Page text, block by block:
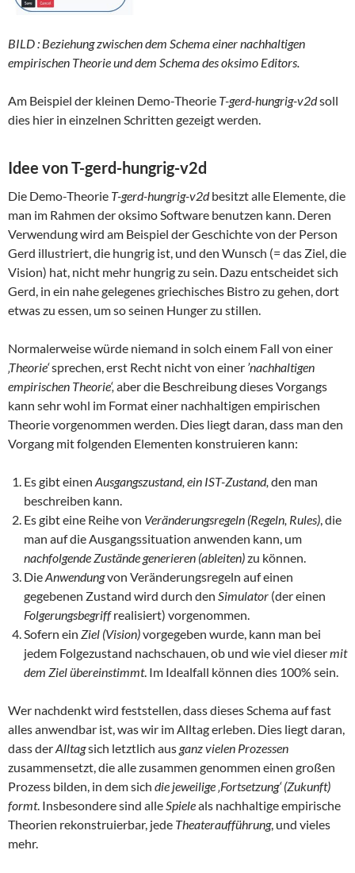
BILD : Beziehung zwischen dem Schema einer nachhaltigen
empirischen Theorie und dem Schema des oksimo Editors.
Am Beispiel der kleinen Demo-Theorie T-gerd-hungrig-v2dsoll
dies hier in einzelnen Schritten gezeigt werden.
Idee von T-gerd-hungrig-v2d
Die Demo-Theorie T-gerd-hungrig-v2dbesitzt alle Elemente, die
man im Rahmen der oksimo Software benutzen kann. Deren
Verwendung wird am Beispiel der Geschichte von der Person
Gerd illustriert, die hungrig ist, und den Wunsch (= das Ziel, die
Vision) hat, nicht mehr hungrig zu sein. Dazu entscheidet sich
Gerd, in ein nahe gelegenes griechisches Bistro zu gehen, dort
etwas zu essen, um so seinen Hunger zu stillen.
Normalerweise würde niemand in solch einem Fall von einer
‚Theorie‘sprechen, erst Recht nicht von einer ’nachhaltigen
empirischen Theorie‘, aber die Beschreibung dieses Vorgangs
kann sehr wohl im Format einer nachhaltigen empirischen
Theorie vorgenommen werden. Dies liegt daran, dass man den
Vorgang mit folgenden Elementen konstruieren kann:
Es gibt einen Ausgangszustand, ein IST-Zustand, den man
beschreiben kann.
Es gibt eine Reihe von Veränderungsregeln (Regeln, Rules) , die
man auf die Ausgangssituation anwenden kann, um
nachfolgende Zustände generieren (ableiten)zu können.
DieAnwendungvon Veränderungsregeln auf einen
gegebenen Zustand wird durch den Simulator (der einen
Folgerungsbegriffrealisiert) vorgenommen.
Sofern ein Ziel (Vision)vorgegeben wurde, kann man bei
jedem Folgezustand nachschauen, ob und wie viel diesermit
dem Ziel übereinstimmt. Im Idealfall können dies 100% sein.
Wer nachdenkt wird feststellen, dass dieses Schema auf fast
alles anwendbar ist, was wir im Alltag erleben. Dies liegt daran,
dass derAlltagsich letztlich aus ganz vielen Prozessen
zusammensetzt, die alle zusammen genommen einen großen
Prozess bilden, in dem sich die jeweilige ‚Fortsetzung‘ (Zukunft)
formt. Insbesondere sind alle Spieleals nachhaltige empirische
Theorien rekonstruierbar, jede Theateraufführung, und vieles
mehr.